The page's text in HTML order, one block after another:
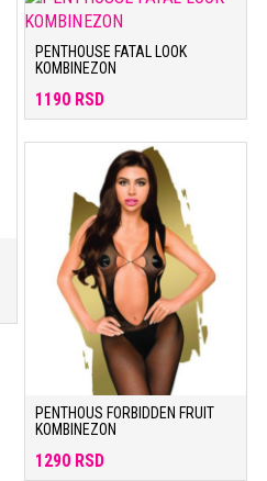
PENTHOUSE FATAL LOOK
KOMBINEZON
1190 RSD
PENTHOUS FORBIDDEN FRUIT
KOMBINEZON
1290 RSD